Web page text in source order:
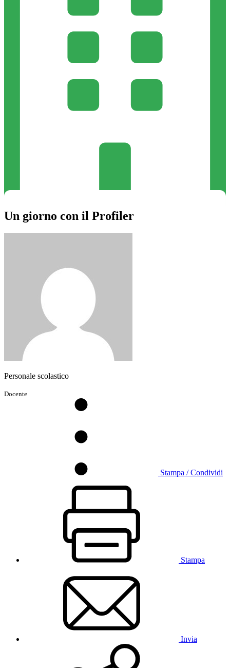
Un giorno con il Profiler
Personale scolastico
Docente
Stampa / Condividi
Stampa
Invia